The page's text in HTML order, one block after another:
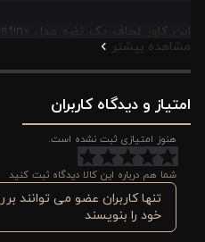
۱. کیفیت و ساختار جنس پارچه (پنبه ۱۰۰٪)
مات، قابلیت
گرما را به خود جذب نمی‌کند و در
مشاهده بیشتر
امتیاز و دیدگاه کاربران
هنوز امتیازی ثبت نشده است.
شما هم درباره این کالا دیدگاه ثبت کنید
تنها کاربران عضو می توانند
خود را بنویسند